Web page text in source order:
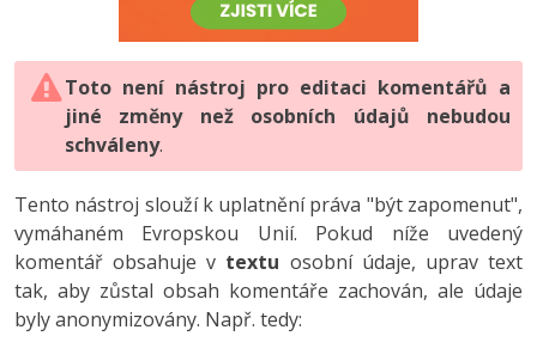
HTML5, CSS3, Bootstrap, SEO
SQL a databáze
Testování a verzování
UML a návrhové vzory
React
Spring
PHP
JavaScript
Python
HTML / CSS
UML a návrhové vzory
MySQL/MariaDB
Vývojář mobilních aplikací
C# Game developer
Tester
Systémový administrátor
-80%
JavaScript -80%
PHP -80%
Swift -80%
Kotlin -80%
Digitální gramotnost
Marketing
WordPress
SEO
UX
Business
Photoshop -80%
Adobe Illustrator -80%
Adobe Lightroom
Adobe XD
Adobe InDesign -25%
Adobe After Effects
Toto není nástroj pro editaci komentářů a
jiné změny než osobních údajů nebudou
schváleny.
Tento nástroj slouží k uplatnění práva "být zapomenut",
vymáhaném Evropskou Unií. Pokud níže uvedený
komentář obsahuje v textu osobní údaje, uprav text
tak, aby zůstal obsah komentáře zachován, ale údaje
byly anonymizovány. Např. tedy: